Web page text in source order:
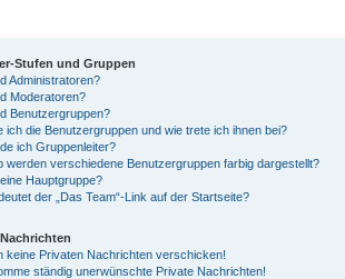
Stufen und Gruppen
Administratoren?
Moderatoren?
Benutzergruppen?
ich die Benutzergruppen und wie trete ich ihnen bei?
ich Gruppenleiter?
werden verschiedene Benutzergruppen farbig dargestellt?
Hauptgruppe?
der „Das Team“-Link auf der Startseite?
keine Privaten Nachrichten verschicken!
ständig unerwünschte Private Nachrichten!